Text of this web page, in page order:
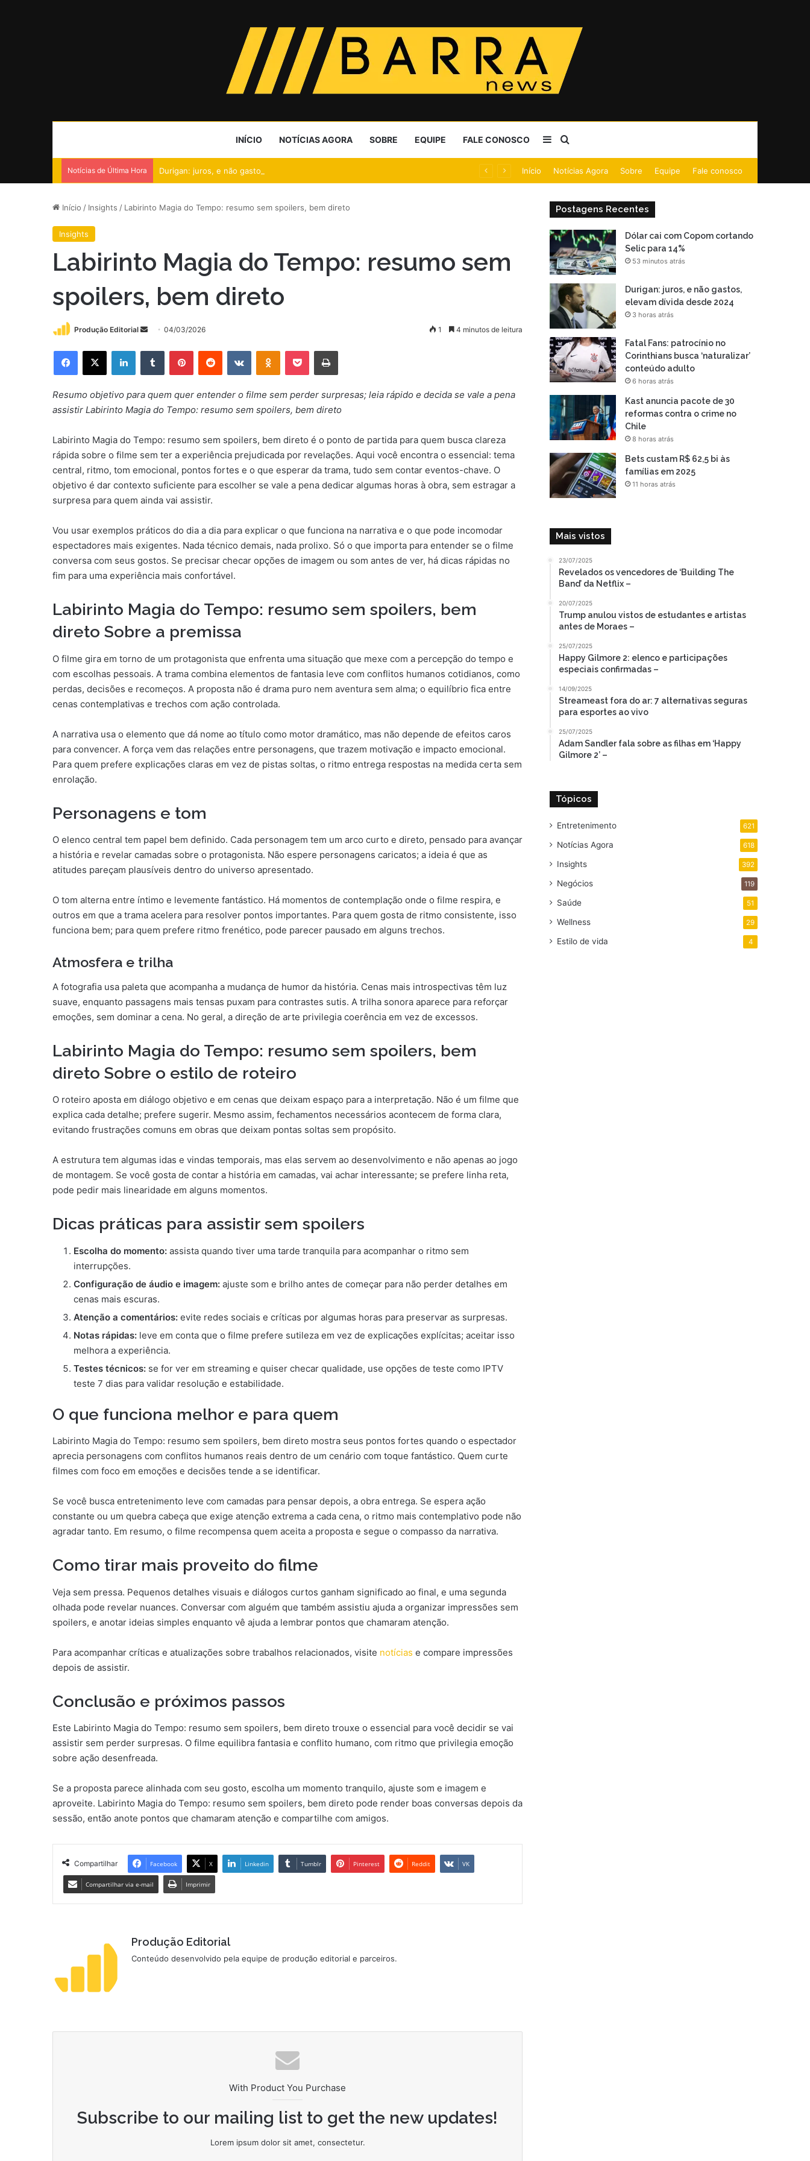
INÍCIO NOTÍCIAS AGORA SOBRE EQUIPE FALE CONOSCO Barra Lateral
Notícias de Última Hora Durigan: juros, e não gastos, elevam dívida desde 2024 Início Notícias Agora Sobre Equipe Fale conosco
Início / Insights / Labirinto Magia do Tempo: resumo sem spoilers, bem direto
Insights
Labirinto Magia do Tempo: resumo sem
spoilers, bem direto
Produção Editorial
Mande
e-
04/03/2026 1 4 minutos de leitura
Facebook
X LinkedinTumblr PinterestReddit VK OK Pocket Imprimir
Resumo objetivo para quem quer entender o filme sem perder surpresas; leia rápido e decida se vale a pena
assistir Labirinto Magia do Tempo: resumo sem spoilers, bem direto
Labirinto Magia do Tempo: resumo sem spoilers, bem direto é o ponto de partida para quem busca clareza
rápida sobre o filme sem ter a experiência prejudicada por revelações. Aqui você encontra o essencial: tema
central, ritmo, tom emocional, pontos fortes e o que esperar da trama, tudo sem contar eventos-chave. O
objetivo é dar contexto suficiente para escolher se vale a pena dedicar algumas horas à obra, sem estragar a
surpresa para quem ainda vai assistir.
Vou usar exemplos práticos do dia a dia para explicar o que funciona na narrativa e o que pode incomodar
espectadores mais exigentes. Nada técnico demais, nada prolixo. Só o que importa para entender se o filme
conversa com seus gostos. Se precisar checar opções de imagem ou som antes de ver, há dicas rápidas no
fim para uma experiência mais confortável.
Labirinto Magia do Tempo: resumo sem spoilers, bem
direto Sobre a premissa
O filme gira em torno de um protagonista que enfrenta uma situação que mexe com a percepção do tempo e
com escolhas pessoais. A trama combina elementos de fantasia leve com conflitos humanos cotidianos, como
perdas, decisões e recomeços. A proposta não é drama puro nem aventura sem alma; o equilíbrio fica entre
cenas contemplativas e trechos com ação controlada.
A narrativa usa o elemento que dá nome ao título como motor dramático, mas não depende de efeitos caros
para convencer. A força vem das relações entre personagens, que trazem motivação e impacto emocional.
Para quem prefere explicações claras em vez de pistas soltas, o ritmo entrega respostas na medida certa sem
enrolação.
Personagens e tom
O elenco central tem papel bem definido. Cada personagem tem um arco curto e direto, pensado para avançar
a história e revelar camadas sobre o protagonista. Não espere personagens caricatos; a ideia é que as
atitudes pareçam plausíveis dentro do universo apresentado.
O tom alterna entre íntimo e levemente fantástico. Há momentos de contemplação onde o filme respira, e
outros em que a trama acelera para resolver pontos importantes. Para quem gosta de ritmo consistente, isso
funciona bem; para quem prefere ritmo frenético, pode parecer pausado em alguns trechos.
Atmosfera e trilha
A fotografia usa paleta que acompanha a mudança de humor da história. Cenas mais introspectivas têm luz
suave, enquanto passagens mais tensas puxam para contrastes sutis. A trilha sonora aparece para reforçar
emoções, sem dominar a cena. No geral, a direção de arte privilegia coerência em vez de excessos.
Labirinto Magia do Tempo: resumo sem spoilers, bem
direto Sobre o estilo de roteiro
O roteiro aposta em diálogo objetivo e em cenas que deixam espaço para a interpretação. Não é um filme que
explica cada detalhe; prefere sugerir. Mesmo assim, fechamentos necessários acontecem de forma clara,
evitando frustrações comuns em obras que deixam pontas soltas sem propósito.
A estrutura tem algumas idas e vindas temporais, mas elas servem ao desenvolvimento e não apenas ao jogo
de montagem. Se você gosta de contar a história em camadas, vai achar interessante; se prefere linha reta,
pode pedir mais linearidade em alguns momentos.
Dicas práticas para assistir sem spoilers
Escolha do momento: assista quando tiver uma tarde tranquila para acompanhar o ritmo sem
interrupções.
Configuração de áudio e imagem: ajuste som e brilho antes de começar para não perder detalhes em
cenas mais escuras.
Atenção a comentários: evite redes sociais e críticas por algumas horas para preservar as surpresas.
Notas rápidas: leve em conta que o filme prefere sutileza em vez de explicações explícitas; aceitar isso
melhora a experiência.
Testes técnicos: se for ver em streaming e quiser checar qualidade, use opções de teste como IPTV
teste 7 dias para validar resolução e estabilidade.
O que funciona melhor e para quem
Labirinto Magia do Tempo: resumo sem spoilers, bem direto mostra seus pontos fortes quando o espectador
aprecia personagens com conflitos humanos reais dentro de um cenário com toque fantástico. Quem curte
filmes com foco em emoções e decisões tende a se identificar.
Se você busca entretenimento leve com camadas para pensar depois, a obra entrega. Se espera ação
constante ou um quebra cabeça que exige atenção extrema a cada cena, o ritmo mais contemplativo pode não
agradar tanto. Em resumo, o filme recompensa quem aceita a proposta e segue o compasso da narrativa.
Como tirar mais proveito do filme
Veja sem pressa. Pequenos detalhes visuais e diálogos curtos ganham significado ao final, e uma segunda
olhada pode revelar nuances. Conversar com alguém que também assistiu ajuda a organizar impressões sem
spoilers, e anotar ideias simples enquanto vê ajuda a lembrar pontos que chamaram atenção.
Para acompanhar críticas e atualizações sobre trabalhos relacionados, visite notícias e compare impressões
depois de assistir.
Conclusão e próximos passos
Este Labirinto Magia do Tempo: resumo sem spoilers, bem direto trouxe o essencial para você decidir se vai
assistir sem perder surpresas. O filme equilibra fantasia e conflito humano, com ritmo que privilegia emoção
sobre ação desenfreada.
Se a proposta parece alinhada com seu gosto, escolha um momento tranquilo, ajuste som e imagem e
aproveite. Labirinto Magia do Tempo: resumo sem spoilers, bem direto pode render boas conversas depois da
sessão, então anote pontos que chamaram atenção e compartilhe com amigos.
Compartilhar Facebook X Linkedin Tumblr Pinterest Reddit VK
Compartilhar via e-mail Imprimir
Produção Editorial
Conteúdo desenvolvido pela equipe de produção editorial e parceiros.
With Product You Purchase
Subscribe to our mailing list to get the new updates!
Lorem ipsum dolor sit amet, consectetur.
Postagens Recentes
Dólar cai com Copom cortando
Selic para 14%
53 minutos atrás
Durigan: juros, e não gastos,
elevam dívida desde 2024
3 horas atrás
Fatal Fans: patrocínio no
Corinthians busca ‘naturalizar’
conteúdo adulto
6 horas atrás
Kast anuncia pacote de 30
reformas contra o crime no
Chile
8 horas atrás
Bets custam R$ 62,5 bi às
famílias em 2025
11 horas atrás
Mais vistos
23/07/2025
Revelados os vencedores de ‘Building The
Band’ da Netflix –
20/07/2025
Trump anulou vistos de estudantes e artistas
antes de Moraes –
25/07/2025
Happy Gilmore 2: elenco e participações
especiais confirmadas –
14/09/2025
Streameast fora do ar: 7 alternativas seguras
para esportes ao vivo
25/07/2025
Adam Sandler fala sobre as filhas em ‘Happy
Gilmore 2’ –
Tópicos
Entretenimento 621
Notícias Agora 618
Insights 392
Negócios 119
Saúde 51
Wellness 29
Estilo de vida 4